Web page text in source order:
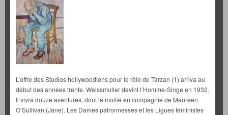
L’offre des Studios hollywoodiens pour le rôle de Tarzan (1) arriva au
début des années trente. Weissmuller devint l’Homme-Singe en 1932.
Il vivra douze aventures, dont la moitié en compagnie de Maureen
O’Sullivan (Jane). Les Dames patronnesses et les Ligues féministes